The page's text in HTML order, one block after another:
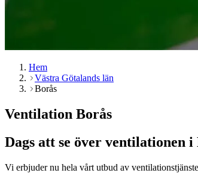
Hem
Västra Götalands län
Borås
Ventilation Borås
Dags att se över ventilationen i
Vi erbjuder nu hela vårt utbud av